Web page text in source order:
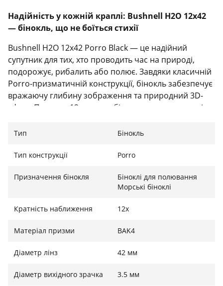
Надійність у кожній краплі: Bushnell H2O 12x42
— бінокль, що не боїться стихії
Bushnell H2O 12x42 Porro Black — це надійний
супутник для тих, хто проводить час на природі,
подорожує, рибалить або полює. Завдяки класичній
Porro-призматичній конструкції, бінокль забезпечує
вражаючу глибину зображення та природний 3D-
ефект. Потужне 12-кратне збільшення у поєднанні з
деталі далеко за горизонтом, не втрачаючи
Водонепроникність стандарту IPX7: готовий до
Модель повністю герметизована та заповнена
азотом, що забезпечує захист від запотівання
всередині лінз та повну водонепроникність
(стандарт IPX7). Бінокль витримує занурення у воду
боїться дощу, бризок чи випадкових падінь у воду.
Тип Бінокль
Тип конструкції Porro
Призначення бінокля
Біноклі для полювання
Морські біноклі
Кратність наближення 12x
Матеріал призми BAK4
Діаметр лінз 42 мм
Діаметр вихідного зрачка 3.5 мм